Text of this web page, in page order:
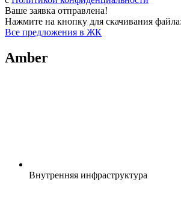
Ваше заявка отправлена!
Нажмите на кнопку для скачивания файла:
Все предложения в ЖК
Amber
Внутренняя инфраструктура